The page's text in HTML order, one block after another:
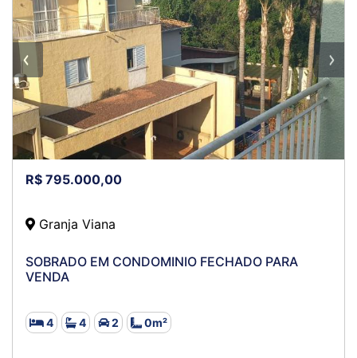
R$ 795.000,00
Granja Viana
SOBRADO EM CONDOMINIO FECHADO PARA
VENDA
4 4 2 0m²